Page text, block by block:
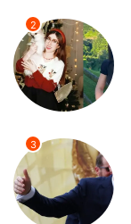
2
3